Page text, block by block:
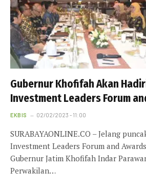
Gubernur Khofifah Akan
Investment Leaders Forum
EKBIS 02/02/2023 - 11:00
SURABAYAONLINE.CO – Jelang
Investment Leaders Forum and
Gubernur Jatim Khofifah Indar
Perwakilan…